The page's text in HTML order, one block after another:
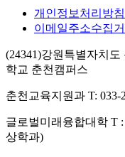
개인정보처리방침
이메일주소수집
(24341)강원특별자치
학교 춘천캠퍼스
춘천교육지원과 T:
글로벌미래융합대학 T
상학과)